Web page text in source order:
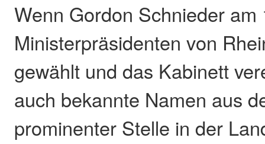
Wenn Gordon Schnieder am
Ministerpräsidenten von
gewählt und das Kabinett
auch bekannte Namen aus
prominenter Stelle in der